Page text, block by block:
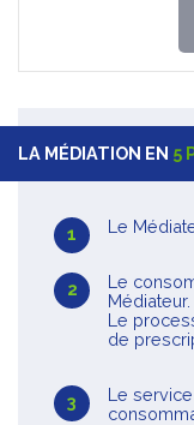
LA MÉDIATION EN 5
Le
Le
Médiateur.
Le
de
Le